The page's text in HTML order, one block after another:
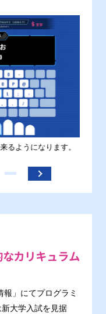
るようになります。
カリキュラム
」にてプログラミ
大学入試を見据